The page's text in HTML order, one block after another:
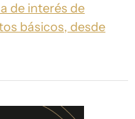
de interés de
básicos, desde